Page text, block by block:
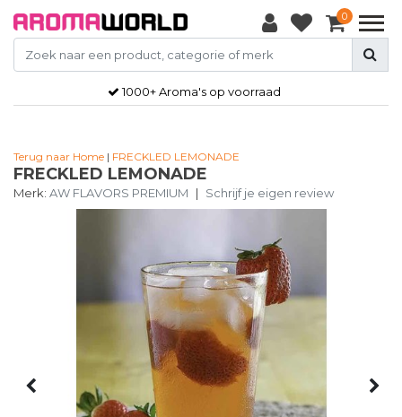
0
1000+ Aroma's op voorraad
Terug naar Home | FRECKLED LEMONADE
FRECKLED LEMONADE
Merk: AW FLAVORS PREMIUM | Schrijf je eigen review